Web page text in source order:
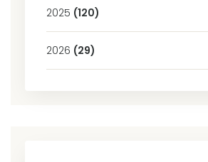
2025 (120)
2026 (29)